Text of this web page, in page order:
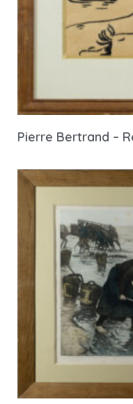
Pierre Bertrand –